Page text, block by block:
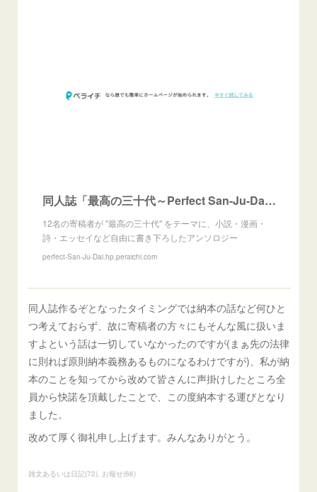
同人誌「最高の三十代～Perfect San-Ju-Dai～」
12名の寄稿者が "最高の三十代" をテーマに、小説・漫画・
詩・エッセイなど自由に書き下ろしたアンソロジー
perfect-San-Ju-Dai.hp.peraichi.com
同人誌作るぞとなったタイミングでは納本の話など何ひと
つ考えておらず、故に寄稿者の方々にもそんな風に扱いま
すよという話は一切していなかったのですが(まぁ先の法律
に則れば原則納本義務あるものになるわけですが)、私が納
本のことを知ってから改めて皆さんに声掛けしたところ全
員から快諾を頂戴したことで、この度納本する運びとなり
ました。
改めて厚く御礼申し上げます。みんなありがとう。
雑文あるいは日記(72) お報せ(66)